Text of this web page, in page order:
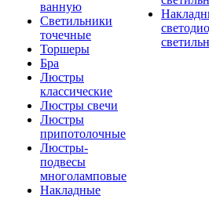
ванную
Светильники
точечные
Торшеры
Бра
Люстры
классические
Люстры свечи
Люстры
припотолочные
Люстры-
подвесы
многоламповые
Накладные